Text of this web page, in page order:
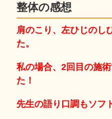
整体の感想
肩のこり、左ひじのし
た。
私の場合、2回目の施
た！
先生の語り口調もソフ